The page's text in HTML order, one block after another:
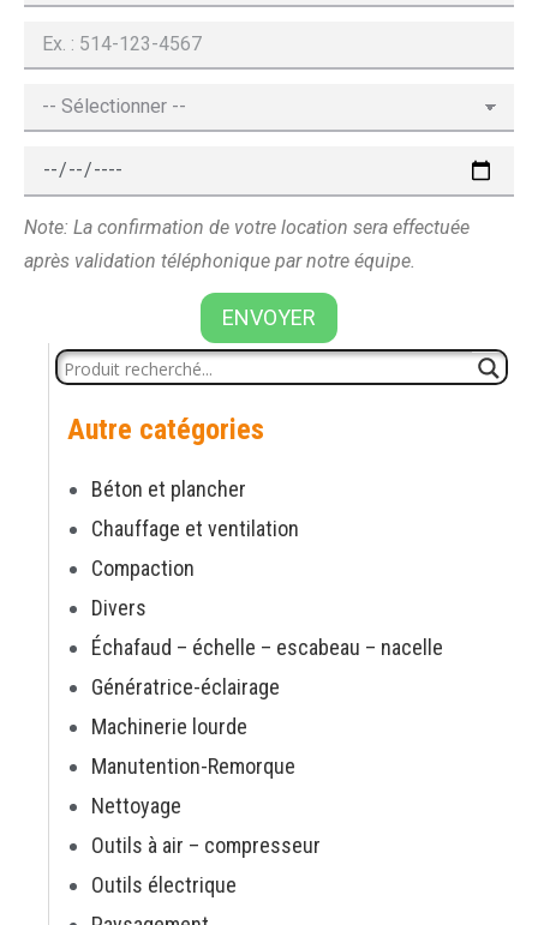
Note: La confirmation de votre location sera effectuée
après validation téléphonique par notre équipe.
ENVOYER
Autre catégories
Béton et plancher
Chauffage et ventilation
Compaction
Divers
Échafaud – échelle – escabeau – nacelle
Génératrice-éclairage
Machinerie lourde
Manutention-Remorque
Nettoyage
Outils à air – compresseur
Outils électrique